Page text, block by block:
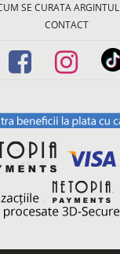
SE CURATA ARGINTUL
CONTACT